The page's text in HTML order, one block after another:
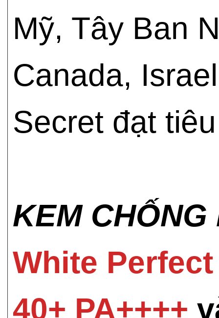
Mỹ, Tây Ban
Canada,
Secret đạt
KEM CHỐNG
White
40+ PA++++